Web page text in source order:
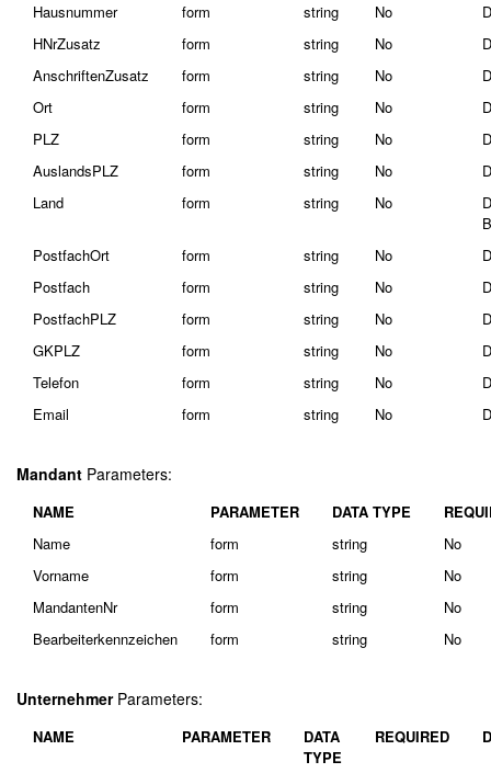
Hausnummer
form string No
HNrZusatz
form string No
AnschriftenZusatz
form string No
Ort
form string No
PLZ
form string No
AuslandsPLZ
form string No
Land
form string No
PostfachOrt
form string No
Postfach
form string No
PostfachPLZ
form string No
GKPLZ
form string No
Telefon
form string No
Email
form string No
Mandant Parameters:
NAME PARAMETER DATA TYPE
Name
form string
No
Vorname
form string
No
MandantenNr
form string
No
Bearbeiterkennzeichen
form string No
UnternehmerParameters:
NAME PARAMETER
DATA
TYPE
REQUIRED